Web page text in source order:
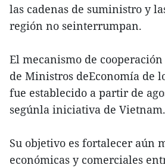
las cadenas de suministro y
región no seinterrumpan.
El mecanismo de
de Ministros deEconomía de
fue establecido a partir de
segúnla iniciativa de Vietnam.
Su objetivo es fortalecer aún
económicas y comerciales